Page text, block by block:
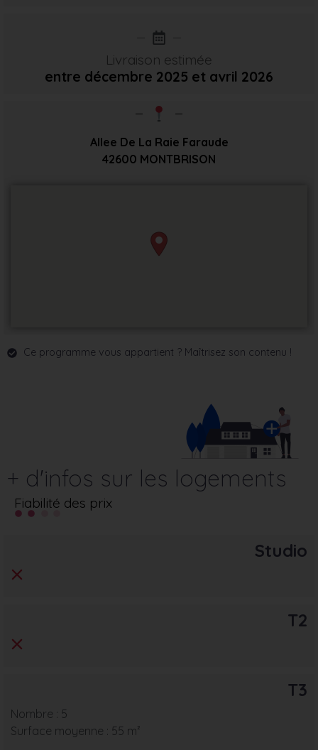
Livraison estimée
entre décembre 2025 et avril 2026
Allee De La Raie Faraude
42600 MONTBRISON
Ce programme vous appartient ? Maîtrisez son contenu !
+ d'infos sur les logements
Fiabilité des prix
Studio
T2
T3
Nombre : 5
Surface moyenne : 55 m²